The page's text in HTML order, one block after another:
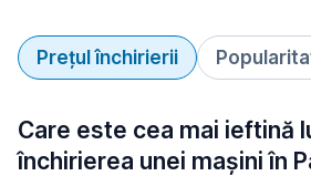
Prețul închirierii
Care este cea mai ieftină
închirierea unei mașini în